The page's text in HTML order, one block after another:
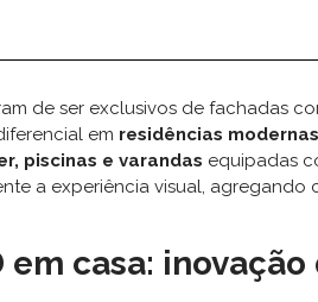
de ser exclusivos de fachadas
em residências modernas
piscinas e varandas equipadas
a experiência visual, agregando
em casa: